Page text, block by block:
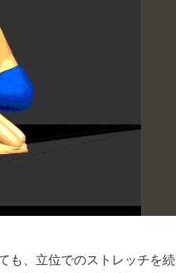
も、立位でのストレッチを